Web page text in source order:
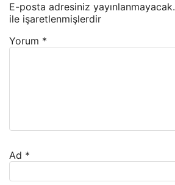
E-posta adresiniz yayınlanmayacak.
ile işaretlenmişlerdir
Yorum *
Ad *